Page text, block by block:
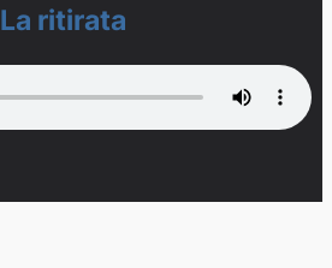
La ritirata